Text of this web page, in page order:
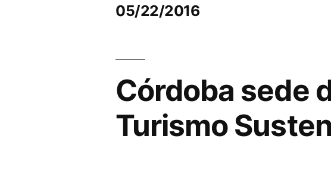
05/22/2016
Córdoba sede
Turismo